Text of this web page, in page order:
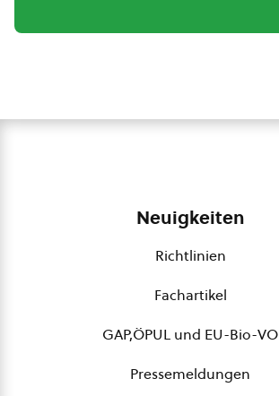
Neuigkeiten
Richtlinien
Fachartikel
GAP,ÖPUL und EU-Bio-VO
Pressemeldungen